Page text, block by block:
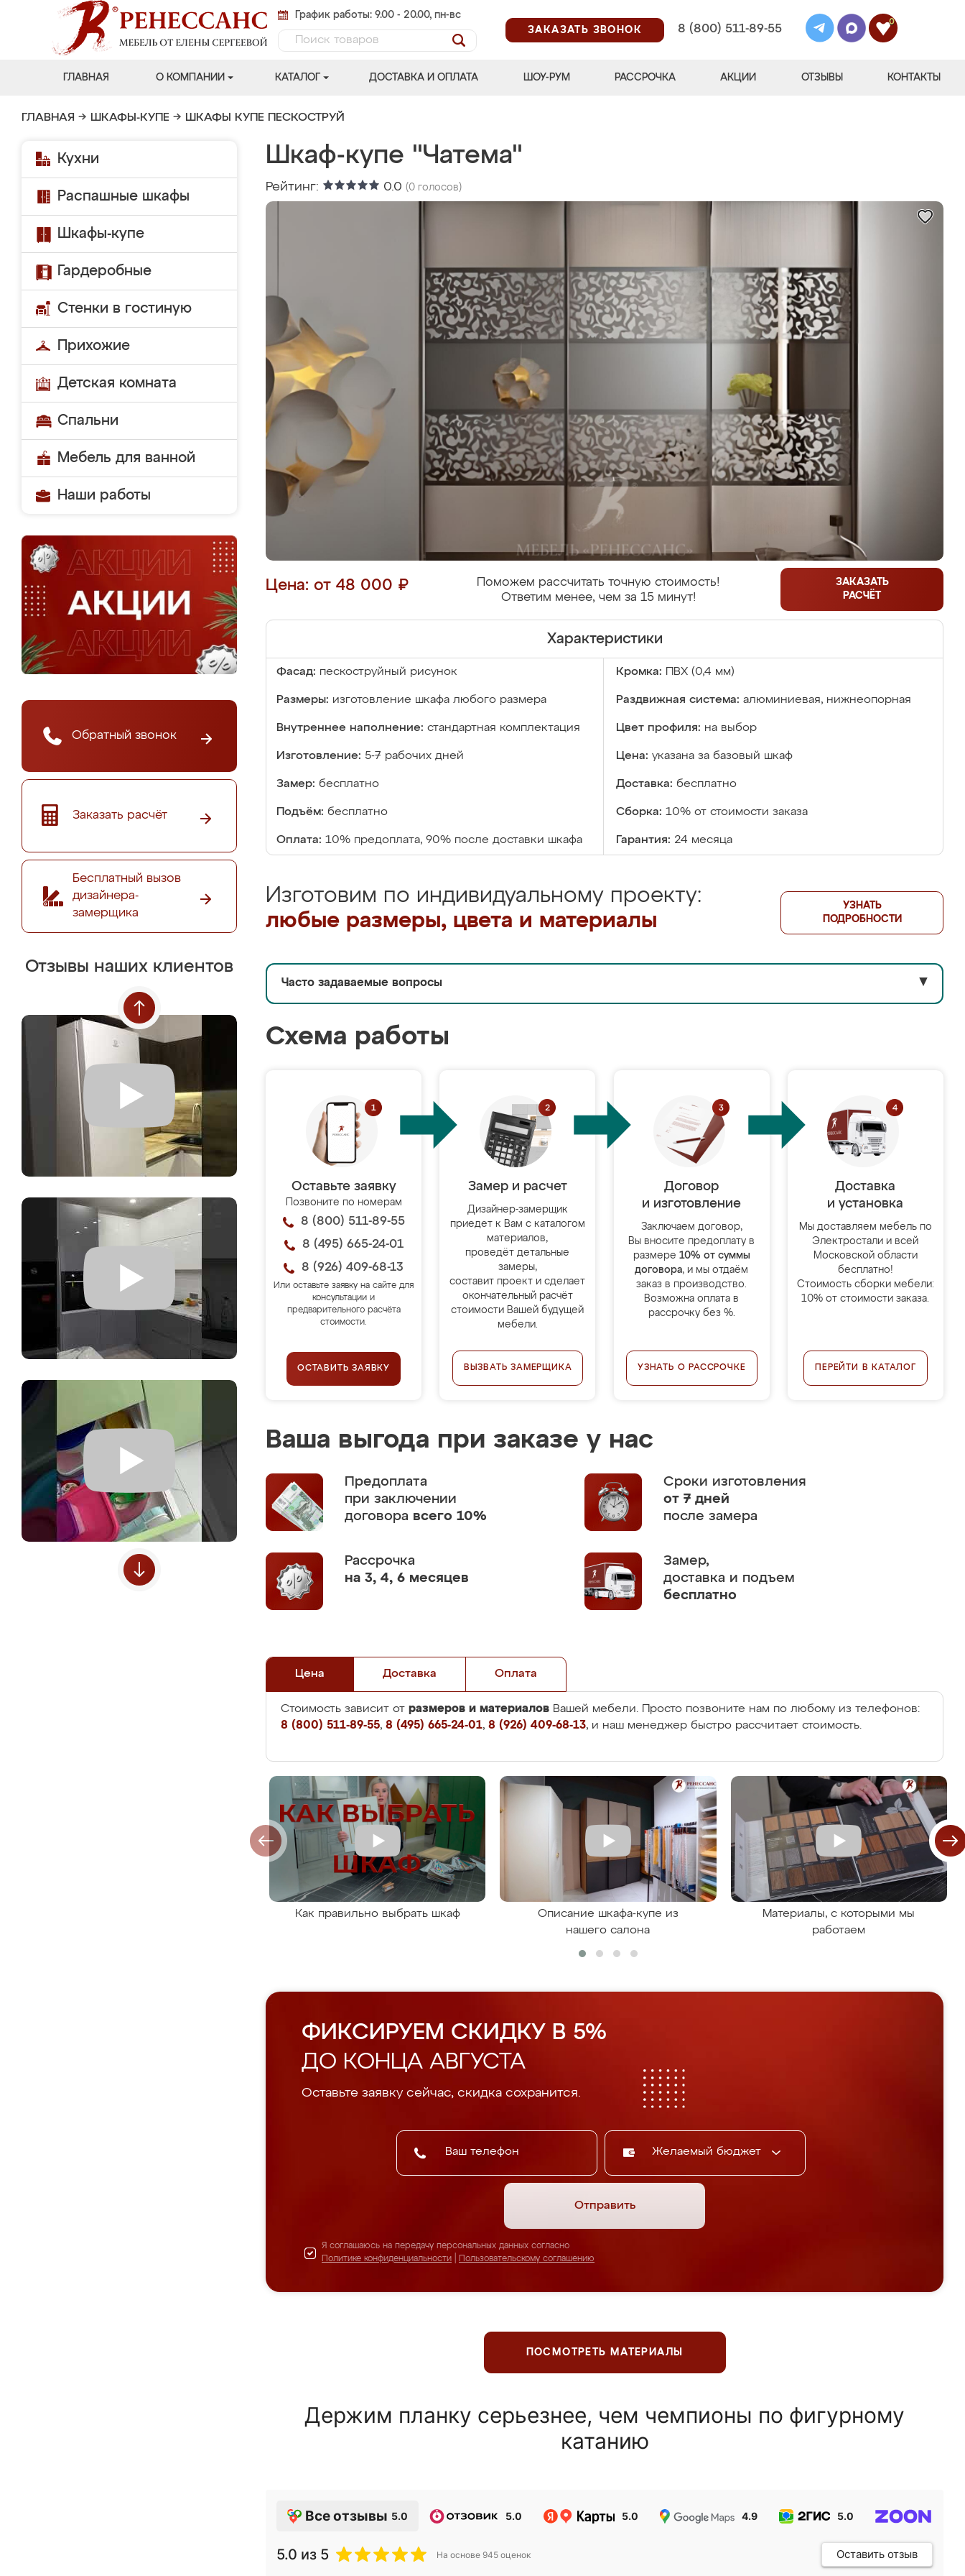
График работы: 9.00 - 20.00, пн-вс
ЗАКАЗАТЬ ЗВОНОК
8 (800) 511-89-55
0
ГЛАВНАЯ О КОМПАНИИ КАТАЛОГ ДОСТАВКА И ОПЛАТА ШОУ-РУМ РАССРОЧКА АКЦИИ ОТЗЫВЫ КОНТАКТЫ
ГЛАВНАЯ → ШКАФЫ-КУПЕ → ШКАФЫ КУПЕ ПЕСКОСТРУЙ
Кухни
Распашные шкафы
Шкафы-купе
Гардеробные
Стенки в гостиную
Прихожие
Детская комната
Спальни
Мебель для ванной
Наши работы
Обратный звонок
Заказать расчёт
Бесплатный вызов
дизайнера-
замерщика
Отзывы наших клиентов
Шкаф-купе "Чатема"
Рейтинг: 0.0 (0 голосов)
Цена: от 48 000 ₽
Поможем рассчитать точную стоимость!
Ответим менее, чем за 15 минут!
ЗАКАЗАТЬ
РАСЧЁТ
Характеристики
Фасад: пескоструйный рисунок Кромка: ПВХ (0,4 мм)
Размеры: изготовление шкафа любого размера Раздвижная система: алюминиевая, нижнеопорная
Внутреннее наполнение: стандартная комплектация Цвет профиля: на выбор
Изготовление: 5-7 рабочих дней Цена: указана за базовый шкаф
Замер: бесплатно Доставка: бесплатно
Подъём: бесплатно Сборка: 10% от стоимости заказа
Оплата: 10% предоплата, 90% после доставки шкафа Гарантия: 24 месяца
Изготовим по индивидуальному проекту:
любые размеры, цвета и материалы
УЗНАТЬ
ПОДРОБНОСТИ
Часто задаваемые вопросы ▼
Схема работы
Оставьте заявку
Позвоните по номерам
8 (800) 511-89-55
8 (495) 665-24-01
8 (926) 409-68-13
Или оставьте заявку на сайте для
консультации и
предварительного расчёта
стоимости.
ОСТАВИТЬ ЗАЯВКУ
Замер и расчет
Дизайнер-замерщик
приедет к Вам с каталогом
материалов,
проведёт детальные
замеры,
составит проект и сделает
окончательный расчёт
стоимости Вашей будущей
мебели.
ВЫЗВАТЬ ЗАМЕРЩИКА
Договор
и изготовление
Заключаем договор,
Вы вносите предоплату в
размере 10% от суммы
договора, и мы отдаём
заказ в производство.
Возможна оплата в
рассрочку без %.
УЗНАТЬ О РАССРОЧКЕ
Доставка
и установка
Мы доставляем мебель по
Электростали и всей
Московской области
бесплатно!
Стоимость сборки мебели:
10% от стоимости заказа.
ПЕРЕЙТИ В КАТАЛОГ
Ваша выгода при заказе у нас
Предоплата
при заключении
договора всего 10%
Сроки изготовления
от 7 дней
после замера
Рассрочка
на 3, 4, 6 месяцев
Замер,
доставка и подъем
бесплатно
Цена Доставка Оплата
Стоимость зависит от размеров и материалов Вашей мебели. Просто позвоните нам по любому из телефонов:
8 (800) 511-89-55, 8 (495) 665-24-01, 8 (926) 409-68-13, и наш менеджер быстро рассчитает стоимость.
Как правильно выбрать шкаф
Описание шкафа-купе из
нашего салона
Материалы, с которыми мы
работаем
ФИКСИРУЕМ СКИДКУ В 5%
ДО КОНЦА АВГУСТА
Оставьте заявку сейчас, скидка сохранится.
Желаемый бюджет
Отправить
Я соглашаюсь на передачу персональных данных согласно
Политике конфиденциальности
Пользовательскому соглашению
ПОСМОТРЕТЬ МАТЕРИАЛЫ
Держим планку серьезнее, чем чемпионы по фигурному
катанию
Все отзывы 5.0 5.0 5.0 4.9 5.0
5.0 из 5 На основе 945 оценок Оставить отзыв